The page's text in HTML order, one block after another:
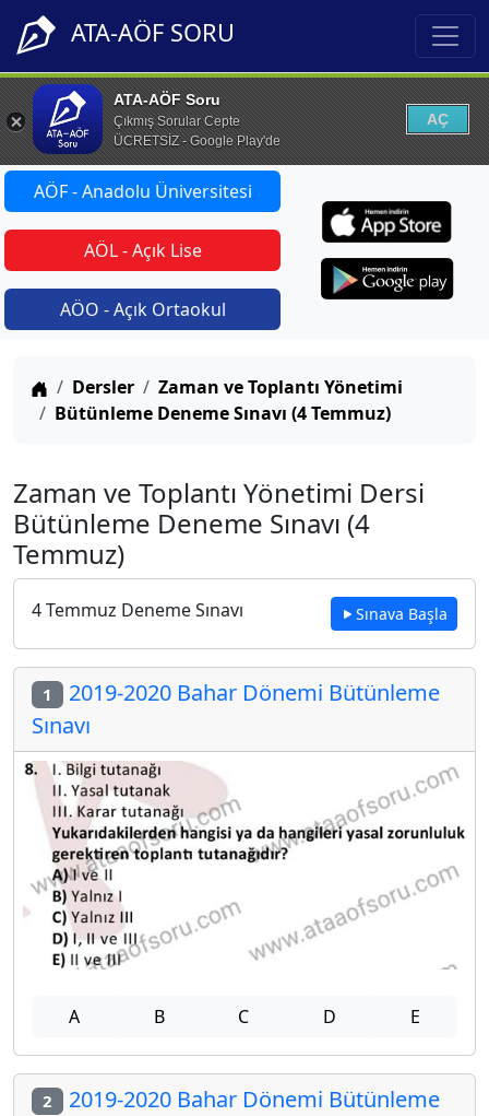
ATA-AÖF SORU
ATA-AÖF Soru
Çıkmış Sorular Cepte
ÜCRETSİZ - Google Play'de
AÇ
AÖF - Anadolu Üniversitesi
AÖL - Açık Lise
AÖO - Açık Ortaokul
Anasayfa
Dersler
Zaman ve Toplantı Yönetimi
Bütünleme Deneme Sınavı (4 Temmuz)
Zaman ve Toplantı Yönetimi Dersi
Bütünleme Deneme Sınavı (4
Temmuz)
4 Temmuz Deneme Sınavı Sınava Başla
1 2019-2020 Bahar Dönemi Bütünleme
Sınavı
A B C D E
2 2019-2020 Bahar Dönemi Bütünleme